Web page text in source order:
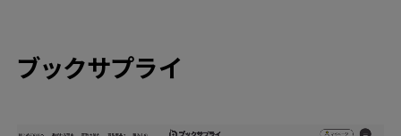
ブックサプライ